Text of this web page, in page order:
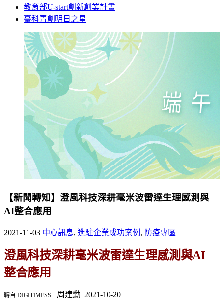
教育部U-start創新創業計畫
臺科青創明日之星
【新聞轉知】澄風科技深耕毫米波雷達生理感測與
AI整合應用
2021-11-03 中心訊息, 進駐企業成功案例 , 防疫專區
澄風科技深耕毫米波雷達生理感測與AI
整合應用
轉自 DIGITIMESS 周建勳 2021-10-20